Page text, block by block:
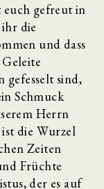
euch gefreut in
ihr die
und dass
gefesselt sind,
Schmuck
Herrn
die Wurzel
Zeiten
Früchte
der es auf